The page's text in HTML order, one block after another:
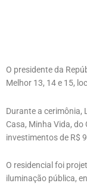
O presidente da
Melhor 13, 14 e 15,
Durante a cerimônia,
Casa, Minha Vida,
investimentos de R$
O residencial foi
iluminação pública,